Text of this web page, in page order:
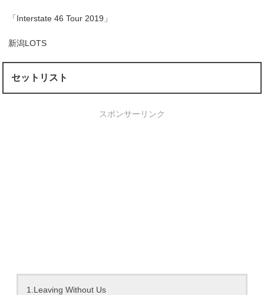
「Interstate 46 Tour 2019」
新潟LOTS
セットリスト
スポンサーリンク
1.Leaving Without Us